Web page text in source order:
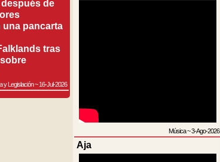
de
una pancarta
tras
y Legislación~16-Jul-2026
Música~3-Ago-2026
Aja